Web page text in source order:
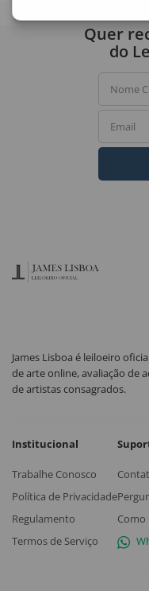
Quer
do
Nome
Email
James Lisboa é leiloeiro
de arte online, avaliação de
de artistas consagrados.
Institucional
Trabalhe Conosco
Política de Privacidade
Regulamento
Termos de Serviço